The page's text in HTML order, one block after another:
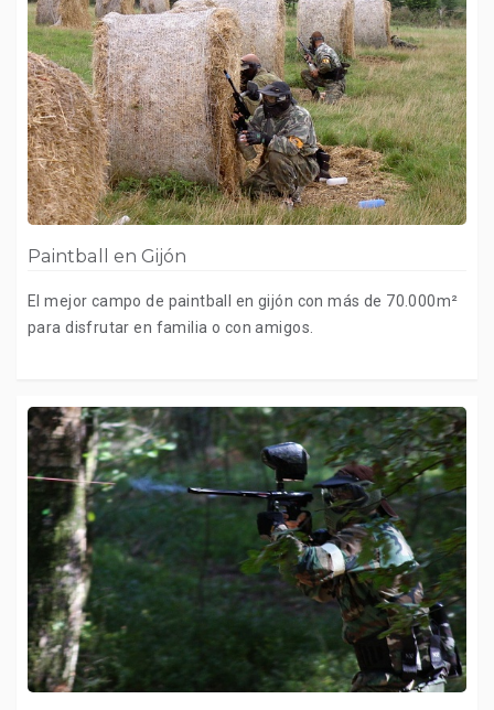
Paintball en Gijón
El mejor campo de paintball en gijón con más de 70.000m²
para disfrutar en familia o con amigos.